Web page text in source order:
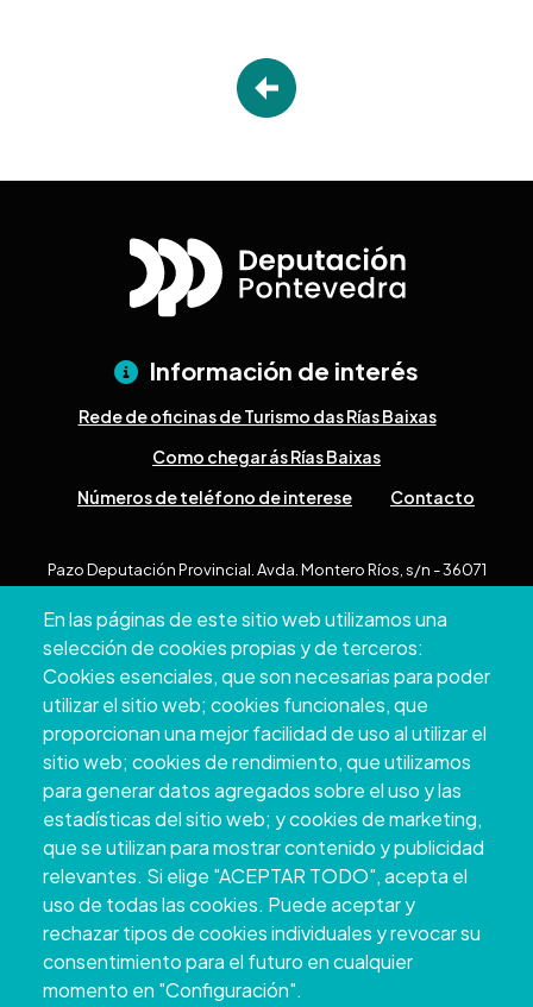
En las páginas de este sitio web utilizamos una
selección de cookies propias y de terceros:
Cookies esenciales, que son necesarias para poder
utilizar el sitio web; cookies funcionales, que
proporcionan una mejor facilidad de uso al utilizar el
sitio web; cookies de rendimiento, que utilizamos
para generar datos agregados sobre el uso y las
estadísticas del sitio web; y cookies de marketing,
que se utilizan para mostrar contenido y publicidad
relevantes. Si elige "ACEPTAR TODO", acepta el
uso de todas las cookies. Puede aceptar y
rechazar tipos de cookies individuales y revocar su
consentimiento para el futuro en cualquier
momento en "Configuración".
Información de interés
Rede de oficinas de Turismo das Rías Baixas
Como chegar ás Rías Baixas
Números de teléfono de interese
Contacto
Pazo Deputación Provincial. Avda. Montero Ríos, s/n - 36071
+34 986 804 100 | +34 986 804 124
Copyright © 2026. Deputación Provincial de
Pontevedra. Todos os dereitos reservados
Aviso
Accessibility Protección de